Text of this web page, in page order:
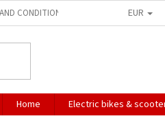
CONDITIONS TERMS OFEUR
Home Electric bikes &